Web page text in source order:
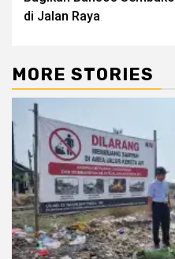
di Jalan Raya
MORE STORIES